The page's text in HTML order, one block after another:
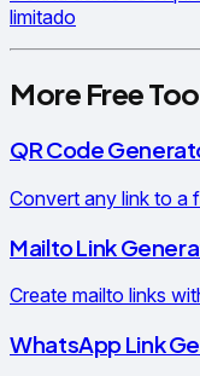
limitado
More Free
QR Code
Convert any link to a
Mailto Link
Create mailto links
WhatsApp Link